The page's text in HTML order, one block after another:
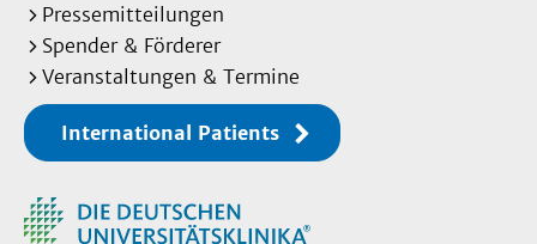
Pressemitteilungen
Spender & Förderer
Veranstaltungen & Termine
International Patients